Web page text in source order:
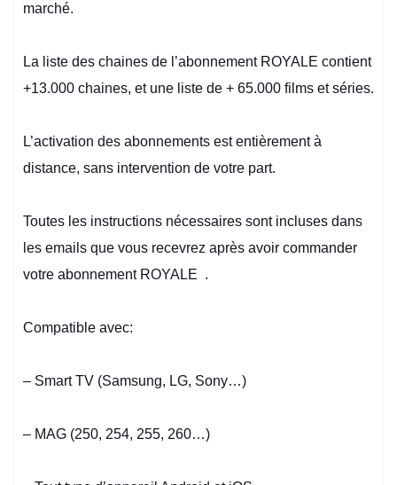
marché.
La liste des chaines de l’abonnement ROYALE contient
+13.000 chaines, et une liste de + 65.000 films et séries.
L’activation des abonnements est entièrement à
distance, sans intervention de votre part.
Toutes les instructions nécessaires sont incluses dans
les emails que vous recevrez après avoir commander
votre abonnement ROYALE .
Compatible avec:
– Smart TV (Samsung, LG, Sony…)
– MAG (250, 254, 255, 260…)